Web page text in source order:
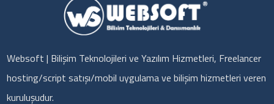
Websoft | Bilişim Teknolojileri ve Yazılım Hizmetleri, Freelancer
hosting/script satışı/mobil uygulama ve bilişim hizmetleri veren
kuruluşudur.